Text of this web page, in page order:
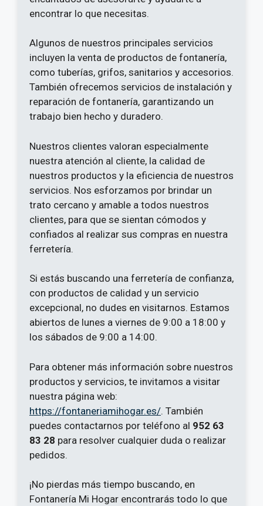
encontrar lo que necesitas.
Algunos de nuestros principales servicios
incluyen la venta de productos de fontanería,
como tuberías, grifos, sanitarios y accesorios.
También ofrecemos servicios de instalación y
reparación de fontanería, garantizando un
trabajo bien hecho y duradero.
Nuestros clientes valoran especialmente
nuestra atención al cliente, la calidad de
nuestros productos y la eficiencia de nuestros
servicios. Nos esforzamos por brindar un
trato cercano y amable a todos nuestros
clientes, para que se sientan cómodos y
confiados al realizar sus compras en nuestra
ferretería.
Si estás buscando una ferretería de confianza,
con productos de calidad y un servicio
excepcional, no dudes en visitarnos. Estamos
abiertos de lunes a viernes de 9:00 a 18:00 y
los sábados de 9:00 a 14:00.
Para obtener más información sobre nuestros
productos y servicios, te invitamos a visitar
nuestra página web:
https://fontaneriamihogar.es/. También
puedes contactarnos por teléfono al 952 63
83 28 para resolver cualquier duda o realizar
pedidos.
¡No pierdas más tiempo buscando, en
Fontanería Mi Hogar encontrarás todo lo que